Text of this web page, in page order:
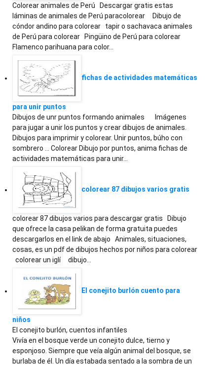
Colorear animales de Perú Descargar gratis estas
láminas de animales de Perú paracolorear Dibujo de
cóndor andino para colorear tapir o sachavaca animales
de Perú para colorear Pingüino de Perú para colorear
Flamenco parihuana para color…
fichas de actividades matemáticas
para unir puntos
Dibujos de unr puntos formando animales Imágenes
para jugar a unir los puntos y crear dibujos de animales.
Dibujos para imprimir y colorear. Unir puntos, búho con
sombrero ... Colorear Dibujo por puntos, anima fichas de
actividades matemáticas para unir…
colorear 87 dibujos varios gratis
colorear 87 dibujos varios para descargar gratis Dibujo
que ofrece la casa pelikan de forma gratuita puedes
descargarlos en el link de abajo Animales, situaciones,
cosas, es un pdf de dibujos hechos por niños para colorear
colorear un iglí dibujo…
El conejito burlón cuento para
niños
El conejito burlón, cuentos infantiles
Vivía en el bosque verde un conejito dulce, tierno y
esponjoso. Siempre que veía algún animal del bosque, se
burlaba de él. Un día estabada sentado a la sombra de un